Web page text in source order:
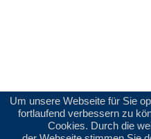
Um unsere Webseite für Sie
fortlaufend verbessern zu
Cookies. Durch die